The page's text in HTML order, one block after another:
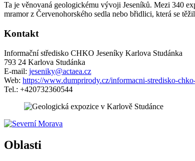
Ta je věnovaná geologickému vývoji Jeseníků. Mezi 340
mramor z Červenohorského sedla nebo břidlici, která se
Kontakt
Informační středisko CHKO Jeseníky Karlova Studánka
793 24 Karlova Studánka
E-mail: jeseniky@actaea.cz
Web: https://www.dumprirody.cz/informacni-stredisko-
Tel.: +420732360544
−
Oblasti